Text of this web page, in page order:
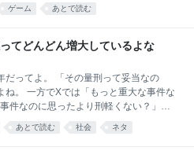
ないかとする見方が強
提供されているフォ
ョンサービスだ。同
みを許可するオプシ
間1万1000円で提供し
キストなどに活用さ
ーム組込オプショ
ゲーム あとで読む
てどんどん増大しているよな
だってよ。 「その量刑って妥当なの
ね。 一方でXでは「もっと重大な事件な
件なのに思ったより刑軽くない？」
たいな事例がめっちゃ拡散されてる。
重さと刑罰のバランスおかしくな
あとで読む 社会 ネタ